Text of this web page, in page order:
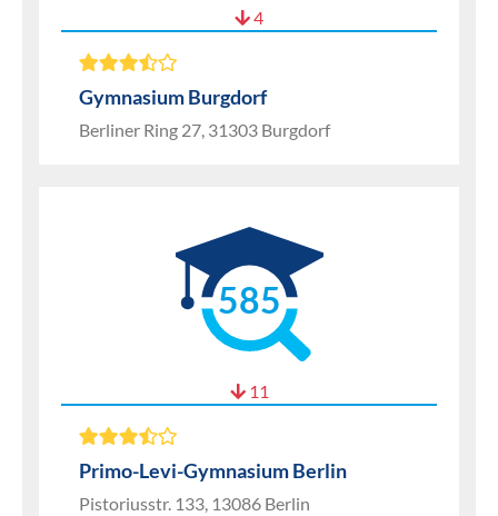
4
Gymnasium Burgdorf
Berliner Ring 27, 31303 Burgdorf
585
11
Primo-Levi-Gymnasium Berlin
Pistoriusstr. 133, 13086 Berlin